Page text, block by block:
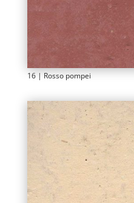
16 | Rosso pompei